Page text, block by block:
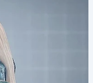
—
с Эммой сидел
но я смотрела
читался ужас.